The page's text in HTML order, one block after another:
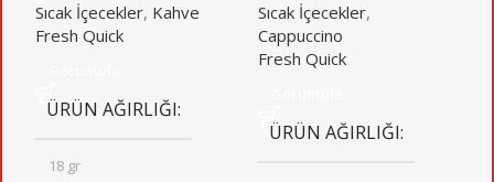
Sıcak İçecekler, Kahve
Fresh Quick
ÜRÜN AĞIRLIĞI
18 gr
Sıcak İçecekler,
Cappuccino
Fresh Quick
ÜRÜN AĞIRLIĞI